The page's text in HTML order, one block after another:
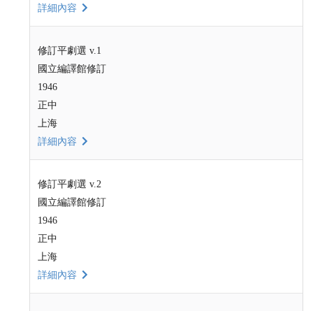
詳細內容
修訂平劇選 v.1
國立編譯館修訂
1946
正中
上海
詳細內容
修訂平劇選 v.2
國立編譯館修訂
1946
正中
上海
詳細內容